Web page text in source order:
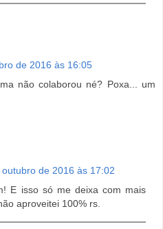
de 2016 às 16:05
não colaborou né? Poxa... um
outubro de 2016 às 17:02
E isso só me deixa com mais
aproveitei 100% rs.